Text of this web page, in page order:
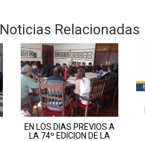
Noticias Relacionadas
EN LOS DIAS PREVIOS A
LA 74º EDICION DE LA